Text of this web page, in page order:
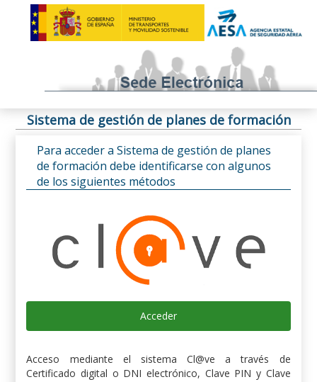
Sistema de gestión de planes de formación
Para acceder a Sistema de gestión de planes
de formación debe identificarse con algunos
de los siguientes métodos
Acceder
Acceso mediante el sistema Cl@ve a través de
Certificado digital o DNI electrónico, Clave PIN y Clave